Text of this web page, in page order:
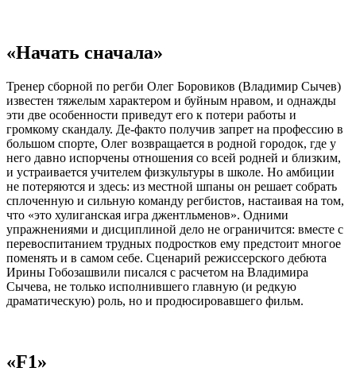
«Начать сначала»
Тренер сборной по регби Олег Боровиков (Владимир Сычев)
известен тяжелым характером и буйным нравом, и однажды
эти две особенности приведут его к потери работы и
громкому скандалу. Де-факто получив запрет на профессию в
большом спорте, Олег возвращается в родной городок, где у
него давно испорчены отношения со всей родней и близким,
и устраивается учителем физкультуры в школе. Но амбиции
не потеряются и здесь: из местной шпаны он решает собрать
сплоченную и сильную команду регбистов, настаивая на том,
что «это хулиганская игра джентльменов». Одними
упражнениями и дисциплиной дело не ограничится: вместе с
перевоспитанием трудных подростков ему предстоит многое
поменять и в самом себе. Сценарий режиссерского дебюта
Ирины Гобозашвили писался с расчетом на Владимира
Сычева, не только исполнившего главную (и редкую
драматическую) роль, но и продюсировавшего фильм.
«F1»